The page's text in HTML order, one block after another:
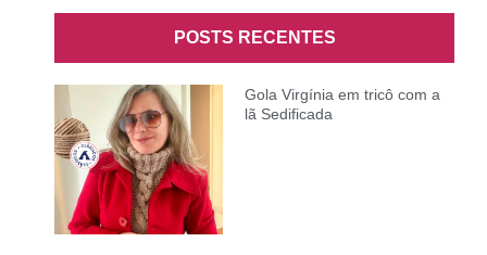
POSTS RECENTES
Gola Virgínia em tricô com a
lã Sedificada